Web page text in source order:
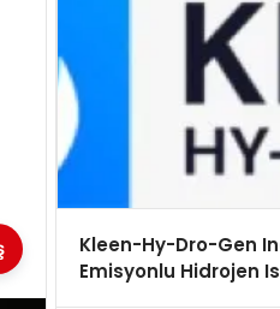
Kleen-Hy-Dro-Gen
Emisyonlu Hidrojen